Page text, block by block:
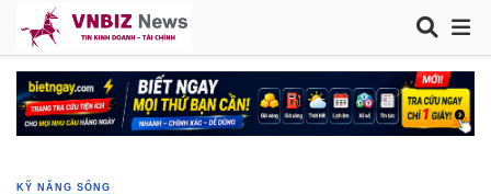
KỸ NĂNG SỐNG